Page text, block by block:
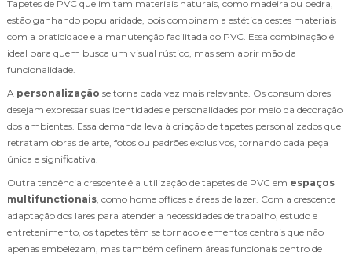
Tapetes de PVC que imitam materiais naturais, como madeira ou pedra,
estão ganhando popularidade, pois combinam a estética destes materiais
com a praticidade e a manutenção facilitada do PVC. Essa combinação é
ideal para quem busca um visual rústico, mas sem abrir mão da
funcionalidade.
A personalização se torna cada vez mais relevante. Os consumidores
desejam expressar suas identidades e personalidades por meio da decoração
dos ambientes. Essa demanda leva à criação de tapetes personalizados que
retratam obras de arte, fotos ou padrões exclusivos, tornando cada peça
única e significativa.
Outra tendência crescente é a utilização de tapetes de PVC em espaços
multifunctionais, como home offices e áreas de lazer. Com a crescente
adaptação dos lares para atender a necessidades de trabalho, estudo e
entretenimento, os tapetes têm se tornado elementos centrais que não
apenas embelezam, mas também definem áreas funcionais dentro de